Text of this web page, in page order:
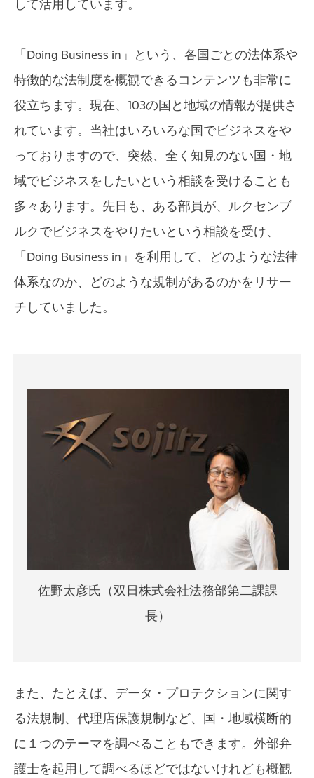
して活用しています。
「Doing Business in」という、各国ごとの法体系や
特徴的な法制度を概観できるコンテンツも非常に
役立ちます。現在、103の国と地域の情報が提供さ
れています。当社はいろいろな国でビジネスをや
っておりますので、突然、全く知見のない国・地
域でビジネスをしたいという相談を受けることも
多々あります。先日も、ある部員が、ルクセンブ
ルクでビジネスをやりたいという相談を受け、
「Doing Business in」を利用して、どのような法律
体系なのか、どのような規制があるのかをリサー
チしていました。
佐野太彦氏（双日株式会社法務部第二課課
長）
また、たとえば、データ・プロテクションに関す
る法規制、代理店保護規制など、国・地域横断的
に１つのテーマを調べることもできます。外部弁
護士を起用して調べるほどではないけれども概観